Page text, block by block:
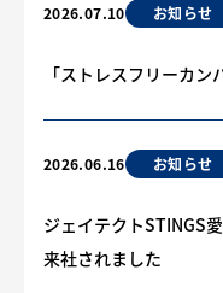
2026.07.10 お知らせ
「ストレスフリーカ
2026.06.16 お知らせ
ジェイテクトSTINGS
来社されました